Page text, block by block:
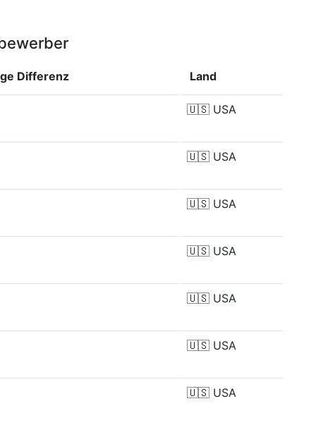
Differenz Land
🇺🇸 USA
🇺🇸 USA
🇺🇸 USA
🇺🇸 USA
🇺🇸 USA
🇺🇸 USA
🇺🇸 USA